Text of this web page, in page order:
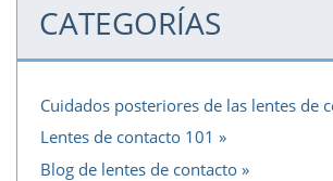
CATEGORÍAS
Cuidados posteriores de las lentes de
Lentes de contacto 101
Blog de lentes de contacto